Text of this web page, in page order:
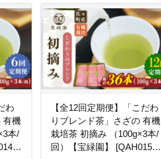
わ
有機
本/
【全12回定期便】「こだわ
りブレンド茶」さざの 有機
栽培茶 初摘み （100g×3本/
回）【宝緑園】 [QAH015]